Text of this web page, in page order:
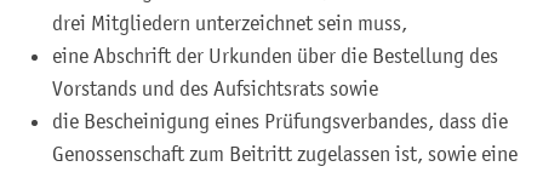
drei Mitgliedern unterzeichnet sein muss,
eine Abschrift der Urkunden über die Bestellung des
Vorstands und des Aufsichtsrats sowie
die Bescheinigung eines Prüfungsverbandes, dass die
Genossenschaft zum Beitritt zugelassen ist, sowie eine